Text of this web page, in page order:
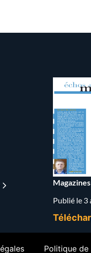
Publié le 3
Politique